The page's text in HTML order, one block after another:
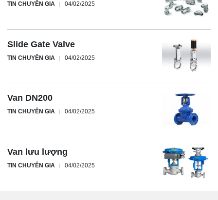
TIN CHUYÊN GIA 04/02/2025
Slide Gate Valve
TIN CHUYÊN GIA 04/02/2025
Van DN200
TIN CHUYÊN GIA 04/02/2025
Van lưu lượng
TIN CHUYÊN GIA 04/02/2025